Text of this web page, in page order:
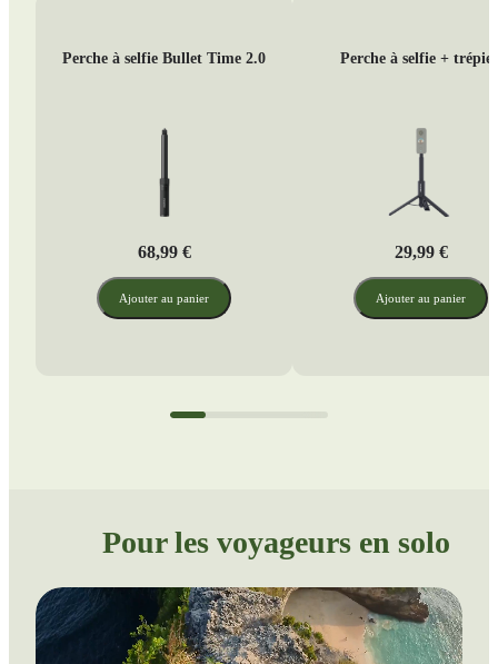
Perche à selfie Bullet Time 2.0
68,99 €
Ajouter au panier
Perche à selfie +
29,99 €
Ajouter au panier
Pour les voyageurs en solo